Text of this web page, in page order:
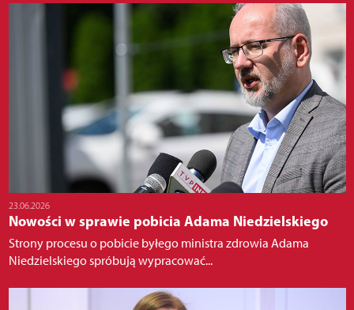
23.06.2026
Nowości w sprawie pobicia Adama Niedzielskiego
Strony procesu o pobicie byłego ministra zdrowia Adama
Niedzielskiego spróbują wypracować...